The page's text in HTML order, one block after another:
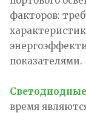
факторов:
показателями.
время